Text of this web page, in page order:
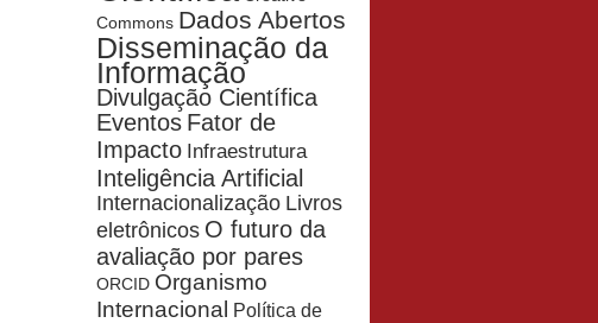
Commons Dados Abertos
Disseminação da
Informação
Divulgação Científica
Eventos Fator de
Impacto Infraestrutura
Inteligência Artificial
Internacionalização Livros
eletrônicos O futuro da
avaliação por pares
ORCID Organismo
Internacional Política de